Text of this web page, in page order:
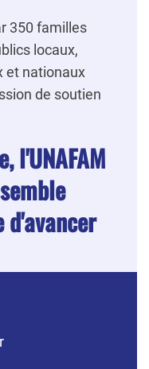
350 familles
locaux,
et nationaux
de soutien
l'UNAFAM